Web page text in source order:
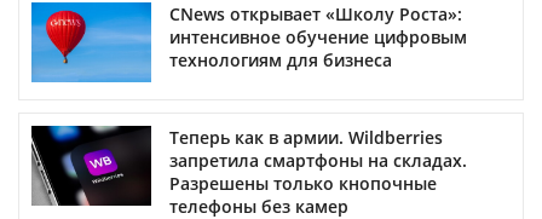
CNews открывает «Школу Роста»:
интенсивное обучение цифровым
технологиям для бизнеса
Теперь как в армии. Wildberries
запретила смартфоны на складах.
Разрешены только кнопочные
телефоны без камер